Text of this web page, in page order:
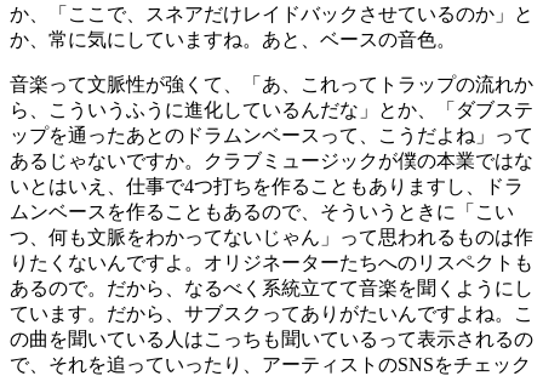
か、「ここで、スネアだけレイドバックさせているのか」と
か、常に気にしていますね。あと、ベースの音色。
音楽って文脈性が強くて、「あ、これってトラップの流れか
ら、こういうふうに進化しているんだな」とか、「ダブステ
ップを通ったあとのドラムンベースって、こうだよね」って
あるじゃないですか。クラブミュージックが僕の本業ではな
いとはいえ、仕事で4つ打ちを作ることもありますし、ドラ
ムンベースを作ることもあるので、そういうときに「こい
つ、何も文脈をわかってないじゃん」って思われるものは作
りたくないんですよ。オリジネーターたちへのリスペクトも
あるので。だから、なるべく系統立てて音楽を聞くようにし
ています。だから、サブスクってありがたいんですよね。こ
の曲を聞いている人はこっちも聞いているって表示されるの
で、それを追っていったり、アーティストのSNSをチェック